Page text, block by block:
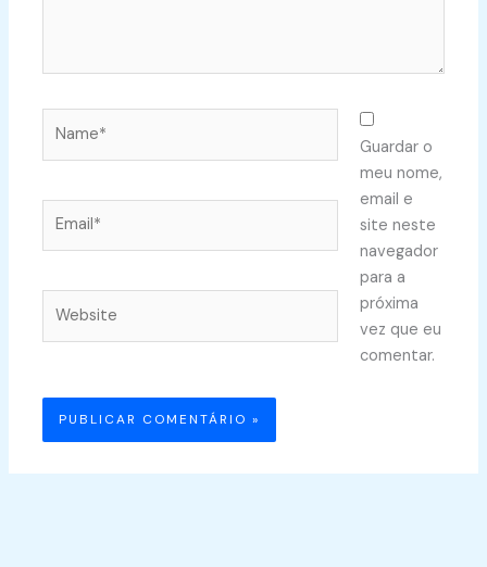
Guardar o
meu nome,
email e
site neste
navegador
para a
próxima
vez que eu
comentar.